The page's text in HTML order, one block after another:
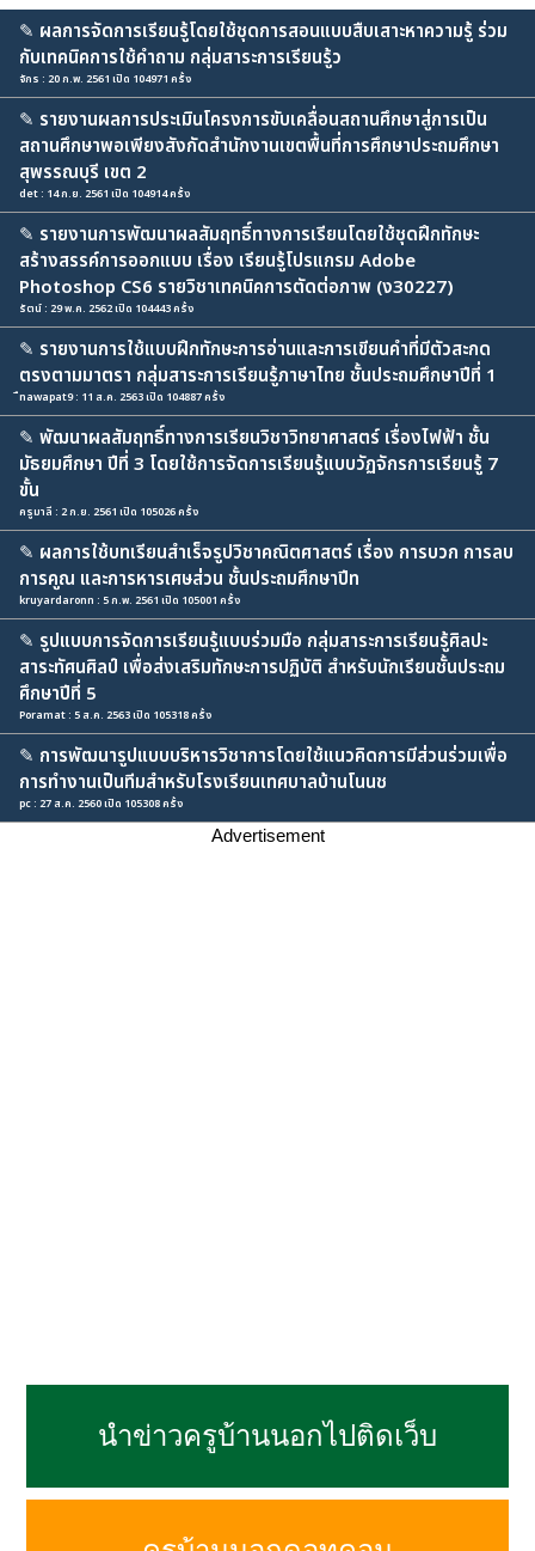
✎ ผลการจัดการเรียนรู้โดยใช้ชุดการสอนแบบสืบเสาะหาความรู้ ร่วม
กับเทคนิคการใช้คำถาม กลุ่มสาระการเรียนรู้ว
จักร : 20 ก.พ. 2561 เปิด 104971 ครั้ง
✎ รายงานผลการประเมินโครงการขับเคลื่อนสถานศึกษาสู่การเป็น
สถานศึกษาพอเพียงสังกัดสำนักงานเขตพื้นที่การศึกษาประถมศึกษา
สุพรรณบุรี เขต 2
det : 14 ก.ย. 2561 เปิด 104914 ครั้ง
✎ รายงานการพัฒนาผลสัมฤทธิ์ทางการเรียนโดยใช้ชุดฝึกทักษะ
สร้างสรรค์การออกแบบ เรื่อง เรียนรู้โปรแกรม Adobe
Photoshop CS6 รายวิชาเทคนิคการตัดต่อภาพ (ง30227)
รัตน์ : 29 พ.ค. 2562 เปิด 104443 ครั้ง
✎ รายงานการใช้แบบฝึกทักษะการอ่านและการเขียนคำที่มีตัวสะกด
ตรงตามมาตรา กลุ่มสาระการเรียนรู้ภาษาไทย ชั้นประถมศึกษาปีที่ 1
ืnawapat9 : 11 ส.ค. 2563 เปิด 104887 ครั้ง
✎ พัฒนาผลสัมฤทธิ์ทางการเรียนวิชาวิทยาศาสตร์ เรื่องไฟฟ้า ชั้น
มัธยมศึกษา ปีที่ 3 โดยใช้การจัดการเรียนรู้แบบวัฏจักรการเรียนรู้ 7
ขั้น
ครูมาลี : 2 ก.ย. 2561 เปิด 105026 ครั้ง
✎ ผลการใช้บทเรียนสำเร็จรูปวิชาคณิตศาสตร์ เรื่อง การบวก การลบ
การคูณ และการหารเศษส่วน ชั้นประถมศึกษาปีท
kruyardaronn : 5 ก.พ. 2561 เปิด 105001 ครั้ง
✎ รูปแบบการจัดการเรียนรู้แบบร่วมมือ กลุ่มสาระการเรียนรู้ศิลปะ
สาระทัศนศิลป์ เพื่อส่งเสริมทักษะการปฏิบัติ สำหรับนักเรียนชั้นประถม
ศึกษาปีที่ 5
Poramat : 5 ส.ค. 2563 เปิด 105318 ครั้ง
✎ การพัฒนารูปแบบบริหารวิชาการโดยใช้แนวคิดการมีส่วนร่วมเพื่อ
การทำงานเป็นทีมสำหรับโรงเรียนเทศบาลบ้านโนนช
pc : 27 ส.ค. 2560 เปิด 105308 ครั้ง
Advertisement
นำข่าวครูบ้านนอกไปติดเว็บ